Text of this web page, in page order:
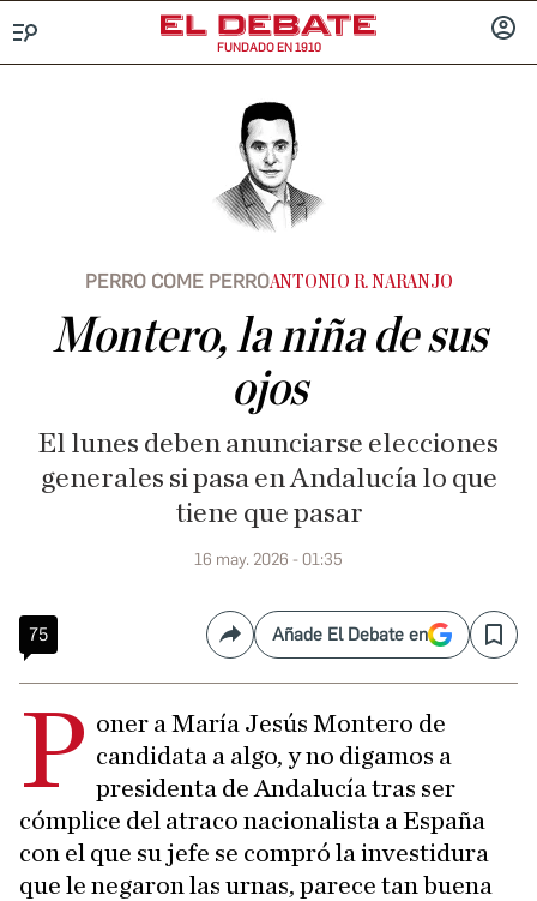
FUNDADO EN 1910
PERRO COME PERROANTONIO R. NARANJO
Montero, la niña de sus
ojos
El lunes deben anunciarse elecciones
generales si pasa en Andalucía lo que
tiene que pasar
16 may. 2026 - 01:35
75 CompartirAñade El Debate en Save
P oner a María Jesús Montero de
candidata a algo, y no digamos a
presidenta de Andalucía tras ser
cómplice del atraco nacionalista a España
con el que su jefe se compró la investidura
que le negaron las urnas, parece tan buena